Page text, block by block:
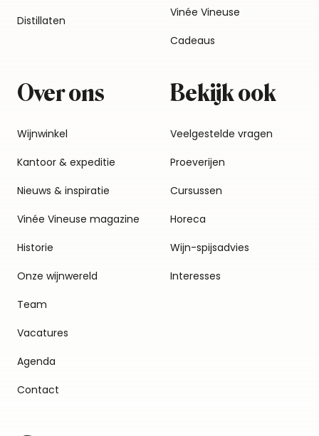
Distillaten
Vinée Vineuse
Cadeaus
Over ons
Wijnwinkel
Kantoor & expeditie
Nieuws & inspiratie
Vinée Vineuse magazine
Historie
Onze wijnwereld
Team
Vacatures
Agenda
Contact
Bekijk ook
Veelgestelde vragen
Proeverijen
Cursussen
Horeca
Wijn-spijsadvies
Interesses